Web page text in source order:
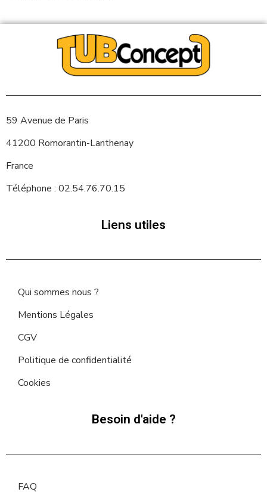
59 Avenue de Paris
41200 Romorantin-Lanthenay
France
Téléphone : 02.54.76.70.15
Liens utiles
Qui sommes nous ?
Mentions Légales
CGV
Politique de confidentialité
Cookies
Besoin d'aide ?
FAQ